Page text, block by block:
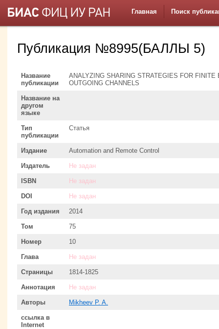
Главная Поиск
Публикация №8995(БАЛЛЫ 5)
Название
публикации
ANALYZING SHARING STRATEGIES FOR
OUTGOING CHANNELS
Название на
другом
языке
Тип
публикации
Статья
Издание Automation and Remote Control
Издатель Не задан
ISBN Не задан
DOI Не задан
Год издания 2014
Том 75
Номер 10
Глава Не задан
Страницы 1814-1825
Аннотация Не задан
Авторы Mikheev P. A.
ссылка в
Internet